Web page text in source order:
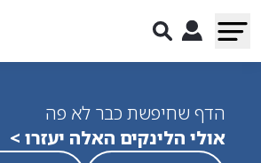
הדף שחיפשת כבר לא פה
אולי הלינקים האלה יעזרו >